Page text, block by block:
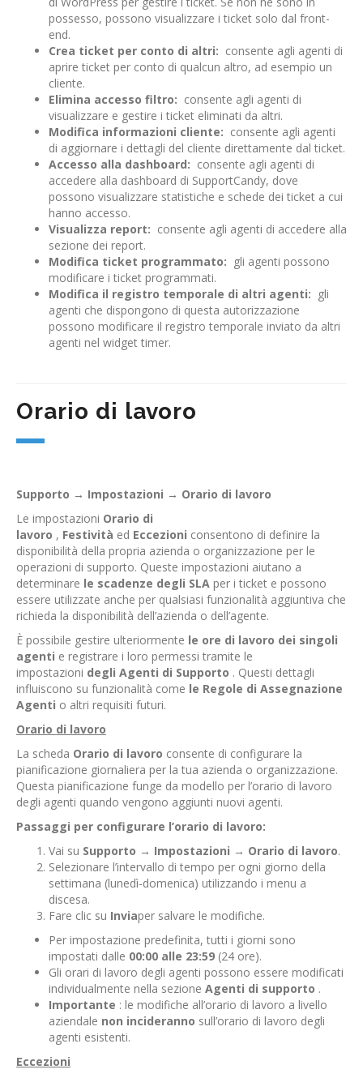
possesso, possono visualizzare i ticket solo dal front-
end.
Crea ticket per conto di altri: consente agli agenti di
aprire ticket per conto di qualcun altro, ad esempio un
cliente.
Elimina accesso filtro: consente agli agenti di
visualizzare e gestire i ticket eliminati da altri.
Modifica informazioni cliente: consente agli agenti
di aggiornare i dettagli del cliente direttamente dal ticket.
Accesso alla dashboard: consente agli agenti di
accedere alla dashboard di SupportCandy, dove
possono visualizzare statistiche e schede dei ticket a cui
hanno accesso.
Visualizza report: consente agli agenti di accedere alla
sezione dei report.
Modifica ticket programmato: gli agenti possono
modificare i ticket programmati.
Modifica il registro temporale di altri agenti: gli
agenti che dispongono di questa autorizzazione
possono modificare il registro temporale inviato da altri
agenti nel widget timer.
Orario di lavoro
Supporto → Impostazioni → Orario di lavoro
Le impostazioni Orario di
lavoro , Festività ed Eccezioni consentono di definire la
disponibilità della propria azienda o organizzazione per le
operazioni di supporto. Queste impostazioni aiutano a
determinare le scadenze degli SLA per i ticket e possono
essere utilizzate anche per qualsiasi funzionalità aggiuntiva che
richieda la disponibilità dell’azienda o dell’agente.
È possibile gestire ulteriormente le ore di lavoro dei singoli
agenti e registrare i loro permessi tramite le
impostazioni degli Agenti di Supporto . Questi dettagli
influiscono su funzionalità come le Regole di Assegnazione
Agenti o altri requisiti futuri.
Orario di lavoro
La scheda Orario di lavoro consente di configurare la
pianificazione giornaliera per la tua azienda o organizzazione.
Questa pianificazione funge da modello per l’orario di lavoro
degli agenti quando vengono aggiunti nuovi agenti.
Passaggi per configurare l’orario di lavoro:
Vai su Supporto → Impostazioni → Orario di lavoro.
Selezionare l’intervallo di tempo per ogni giorno della
settimana (lunedì-domenica) utilizzando i menu a
discesa.
Fare clic su Inviaper salvare le modifiche.
Per impostazione predefinita, tutti i giorni sono
impostati dalle 00:00 alle 23:59 (24 ore).
Gli orari di lavoro degli agenti possono essere modificati
individualmente nella sezione Agenti di supporto .
Importante : le modifiche all’orario di lavoro a livello
aziendale non incideranno sull’orario di lavoro degli
agenti esistenti.
Eccezioni